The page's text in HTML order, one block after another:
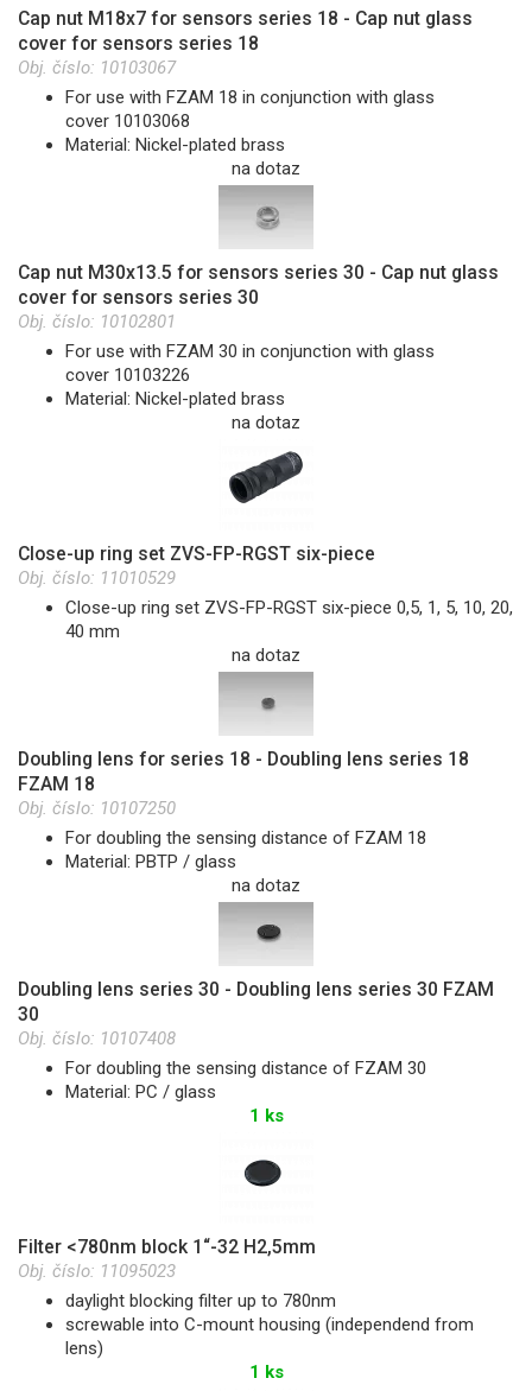
Cap nut M18x7 for sensors series 18 - Cap nut glass
cover for sensors series 18
Obj. číslo: 10103067
For use with FZAM 18 in conjunction with glass
cover 10103068
Material: Nickel-plated brass
na dotaz
Cap nut M30x13.5 for sensors series 30 - Cap nut glass
cover for sensors series 30
Obj. číslo: 10102801
For use with FZAM 30 in conjunction with glass
cover 10103226
Material: Nickel-plated brass
na dotaz
Close-up ring set ZVS-FP-RGST six-piece
Obj. číslo: 11010529
Close-up ring set ZVS-FP-RGST six-piece 0,5, 1, 5, 10, 20,
40 mm
na dotaz
Doubling lens for series 18 - Doubling lens series 18
FZAM 18
Obj. číslo: 10107250
For doubling the sensing distance of FZAM 18
Material: PBTP / glass
na dotaz
Doubling lens series 30 - Doubling lens series 30 FZAM
30
Obj. číslo: 10107408
For doubling the sensing distance of FZAM 30
Material: PC / glass
1 ks
Filter <780nm block 1“-32 H2,5mm
Obj. číslo: 11095023
daylight blocking filter up to 780nm
screwable into C-mount housing (independend from
lens)
1 ks